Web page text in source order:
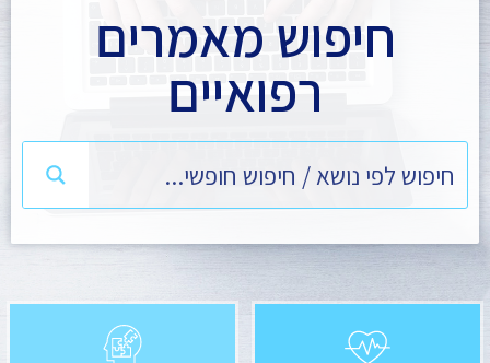
חיפוש מאמרים
רפואיים